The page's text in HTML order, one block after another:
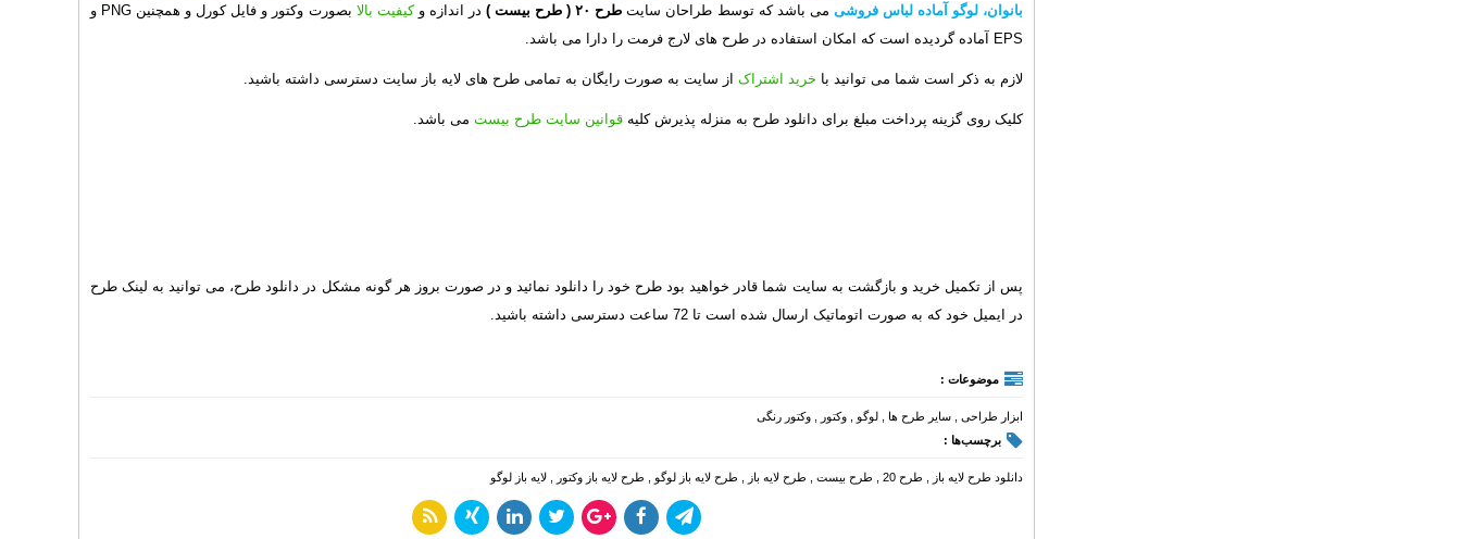
بانوان، لوگو آماده لباس فروشی می باشد که توسط طراحان سایت طرح ۲۰ ( طرح بیست ) در اندازه وکیفیت بالا
بصورت وکتور و فایل کورل و همچنین PNG و
EPS آماده گردیده است که امکان استفاده در طرح های لارج فرمت را دارا می باشد.
لازم به ذکر است شما می توانید با خرید اشتراک از سایت به صورت رایگان به تمامی طرح های لایه باز سایت دسترسی داشته باشید.
کلیک روی گزینه پرداخت مبلغ برای دانلود طرح به منزله پذیرش کلیه قوانین سایت طرح بیست می باشد.
پس از تکمیل خرید و بازگشت به سایت شما قادر خواهید بود طرح خود را دانلود نمائید و در صورت بروز هر گونه مشکل در دانلود طرح، می توانید به لینک طرح
در ایمیل خود که به صورت اتوماتیک ارسال شده است تا 72 ساعت دسترسی داشته باشید.
موضوعات :
ابزار طراحی سایر طرح ها لوگو وکتور
وکتور رنگی
برچسب‌ها :
دانلود طرح لایه باز طرح 20 طرح بیست طرح لایه باز طرح لایه باز لوگو طرح لایه باز وکتور لایه باز لوگو